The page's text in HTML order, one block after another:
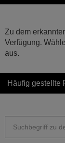
Zu dem
Verfügung.
aus.
Häufig gestellte